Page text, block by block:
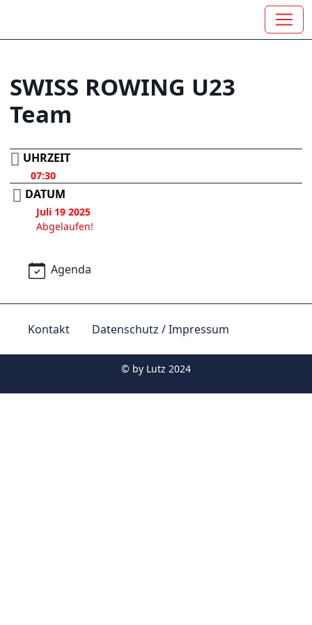
SWISS ROWING U23
Team
UHRZEIT
07:30
DATUM
Juli 19 2025
Abgelaufen!
Agenda
Kontakt Datenschutz / Impressum
© by Lutz 2024